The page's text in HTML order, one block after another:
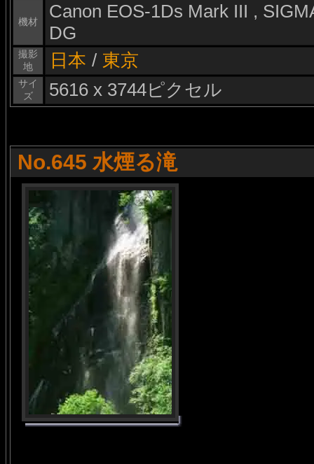
機材
Canon EOS-1Ds Mark III ,
DG
撮影
地
日本 / 東京
サイ
ズ
5616 x 3744ピクセル
No.645 水煙る滝